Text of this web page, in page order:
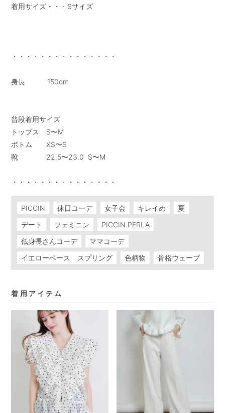
着用サイズ・・・Sサイズ
・・・・・・・・・・・・・・・
身長           150cm
普段着用サイズ
トップス　S〜M
ボトム　　XS〜S
靴　　　　22.5〜23.0  S〜M
・・・・・・・・・・・・・・・
PICCIN 休日コーデ 女子会 キレイめ
夏
デート
フェミニン
PICCIN PERLA
低身長さんコーデ
ママコーデ
イエローベース スプリング
色柄物 骨格ウェーブ
着用アイテム